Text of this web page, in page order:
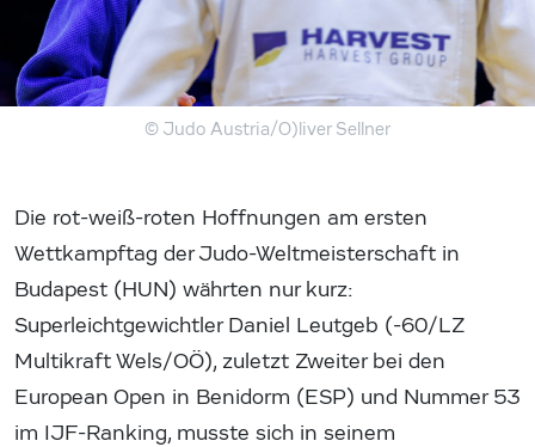
© Judo Austria/O)liver Sellner
Die rot-weiß-roten Hoffnungen am ersten
Wettkampftag der Judo-Weltmeisterschaft in
Budapest (HUN) währten nur kurz:
Superleichtgewichtler Daniel Leutgeb (-60/LZ
Multikraft Wels/OÖ), zuletzt Zweiter bei den
European Open in Benidorm (ESP) und Nummer 53
im IJF-Ranking, musste sich in seinem